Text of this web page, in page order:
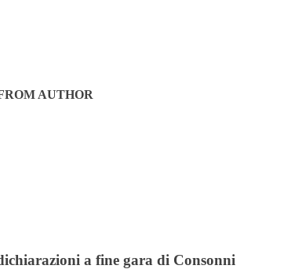
AUTHOR
a fine gara di Consonni